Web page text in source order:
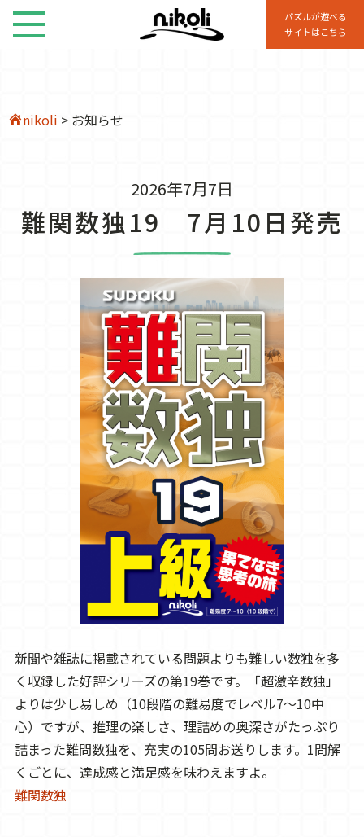
パズルが遊べる
サイトはこちら
nikoli > お知らせ
2026年7月7日
難関数独19 7月10日発売
新聞や雑誌に掲載されている問題よりも難しい数独を多
く収録した好評シリーズの第19巻です。「超激辛数独」
よりは少し易しめ（10段階の難易度でレベル7～10中
心）ですが、推理の楽しさ、理詰めの奥深さがたっぷり
詰まった難問数独を、充実の105問お送りします。1問解
くごとに、達成感と満足感を味わえますよ。
難関数独